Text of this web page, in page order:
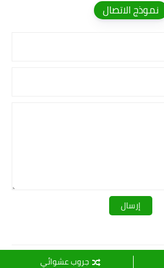
جروب عشوائي
نموذج الاتصال
قـــــروبات ســ💛ــيدرا